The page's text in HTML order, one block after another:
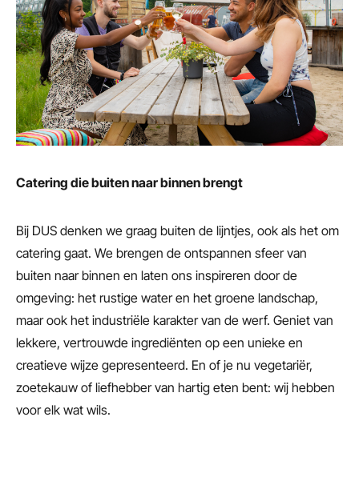
Catering die buiten naar binnen brengt
Bij DUS denken we graag buiten de lijntjes, ook als het om
catering gaat. We brengen de ontspannen sfeer van
buiten naar binnen en laten ons inspireren door de
omgeving: het rustige water en het groene landschap,
maar ook het industriële karakter van de werf. Geniet van
lekkere, vertrouwde ingrediënten op een unieke en
creatieve wijze gepresenteerd. En of je nu vegetariër,
zoetekauw of liefhebber van hartig eten bent: wij hebben
voor elk wat wils.